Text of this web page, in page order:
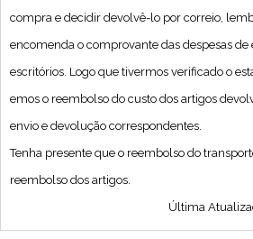
compra e decidir devolvê-lo por correio,
encomenda o comprovante das despesas de
escritórios. Logo que tivermos verificado o
emos o reembolso do custo dos artigos
envio e devolução correspondentes.
Tenha presente que o reembolso do
reembolso dos artigos.
Última